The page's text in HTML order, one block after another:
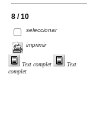
8 / 10
seleccionar
imprimir
Text complet
Text
complet